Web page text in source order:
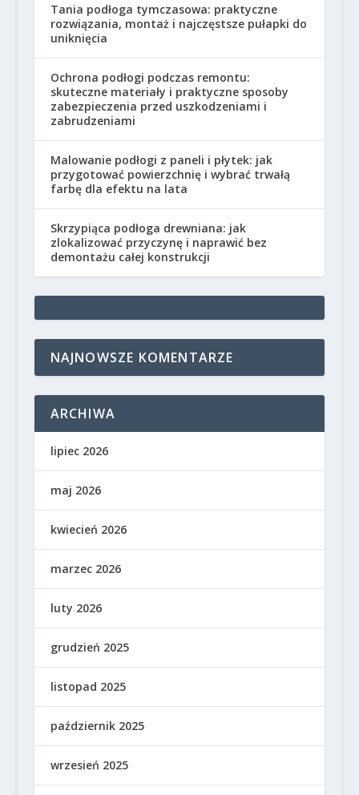
Tania podłoga tymczasowa: praktyczne
rozwiązania, montaż i najczęstsze pułapki do
uniknięcia
Ochrona podłogi podczas remontu:
skuteczne materiały i praktyczne sposoby
zabezpieczenia przed uszkodzeniami i
zabrudzeniami
Malowanie podłogi z paneli i płytek: jak
przygotować powierzchnię i wybrać trwałą
farbę dla efektu na lata
Skrzypiąca podłoga drewniana: jak
zlokalizować przyczynę i naprawić bez
demontażu całej konstrukcji
NAJNOWSZE KOMENTARZE
ARCHIWA
lipiec 2026
maj 2026
kwiecień 2026
marzec 2026
luty 2026
grudzień 2025
listopad 2025
październik 2025
wrzesień 2025